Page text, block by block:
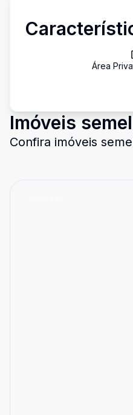
Área
Imóveis
Confira imóveis